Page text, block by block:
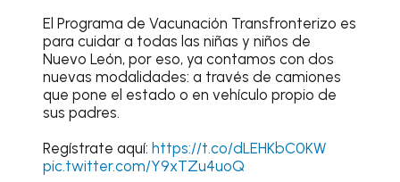
El Programa de Vacunación Transfronterizo es
para cuidar a todas las niñas y niños de
Nuevo León, por eso, ya contamos con dos
nuevas modalidades: a través de camiones
que pone el estado o en vehículo propio de
sus padres.
Regístrate aquí: https://t.co/dLEHKbC0KW
pic.twitter.com/Y9xTZu4uoQ